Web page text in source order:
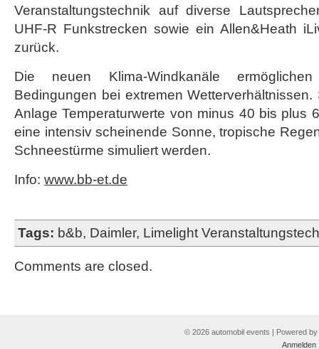
Veranstaltungstechnik auf diverse
UHF-R Funkstrecken sowie ein Allen&Heath
zurück.
Die neuen Klima-Windkanäle
Bedingungen bei extremen
Anlage Temperaturwerte von minus 40 bis plus
eine intensiv scheinende Sonne, tropische
Schneestürme simuliert werden.
Info: www.bb-et.de
Tags: b&b, Daimler, Limelight
Comments are closed.
© 2026 automobil events | Powered by
Anmelden|